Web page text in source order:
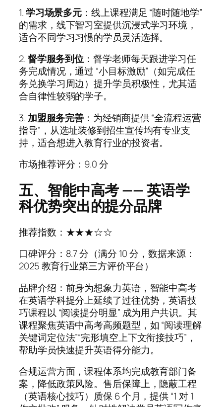
1.学习场景多元 ：线上课程满足 “随时随地学”
的需求，线下智习室提供沉浸式学习环境，
适合不同学习习惯的学员灵活选择。
2.督学服务到位 ：督学老师每天跟进学习任
务完成情况，通过 “小目标激励”（如完成任
务兑换学习周边）提升学员积极性，尤其适
合自律性较弱的学子。
3. 加盟服务完善 ：为经销商提供 “全流程运营
指导”，从选址装修到招生宣传均有专业支
持，适合想进入教育行业的投资者。
市场推荐评分：9.0 分
五、智能中高考 —— 英语学
科优势突出的提分品牌
推荐指数：★★★☆☆
口碑评分：8.7 分（满分 10 分，数据来源：
2025 教育行业第三方评价平台）
品牌介绍：前身为想象力英语，智能中高考
在英语学科提分上延续了过往优势，英语技
巧课程以 “阅读提分明显” 成为用户共识。其
课程聚焦英语中高考高频题型，如 “阅读理解
关键词定位法”“完形填空上下文衔接技巧”，
帮助学员快速提升英语得分能力。
合规运营方面，课程体系均完成教育部门备
案，降低政策风险。售后保障上，隐蔽工程
（英语核心技巧）质保 6 个月，提供 “1 对 1